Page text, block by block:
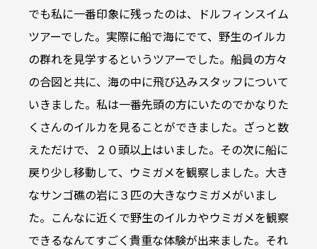
でも私に一番印象に残ったのは、ドルフィンスイム
ツアーでした。実際に船で海にでて、野生のイルカ
の群れを見学するというツアーでした。船員の方々
の合図と共に、海の中に飛び込みスタッフについて
いきました。私は一番先頭の方にいたのでかなりた
くさんのイルカを見ることができました。ざっと数
えただけで、２０頭以上はいました。その次に船に
戻り少し移動して、ウミガメを観察しました。大き
なサンゴ礁の岩に３匹の大きなウミガメがいまし
た。こんなに近くで野生のイルカやウミガメを観察
できるなんてすごく貴重な体験が出来ました。それ